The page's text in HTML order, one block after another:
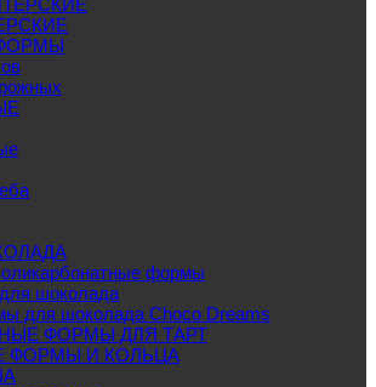
формы
шоколада
для шоколада Choco Dreams
ФОРМЫ ДЛЯ ТАРТ
ФОРМЫ И КОЛЬЦА